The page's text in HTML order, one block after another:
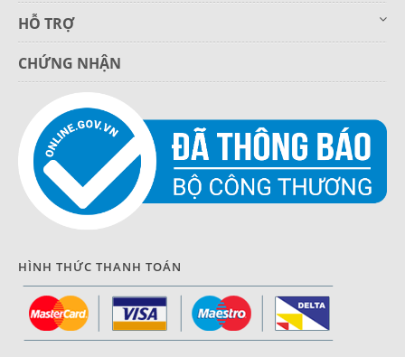
HỖ TRỢ
CHỨNG NHẬN
HÌNH THỨC THANH TOÁN